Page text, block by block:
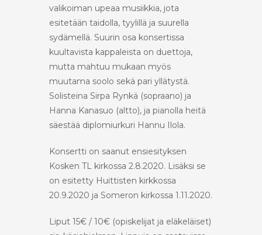
valikoiman upeaa musiikkia, jota
esitetään taidolla, tyylillä ja suurella
sydämellä. Suurin osa konsertissa
kuultavista kappaleista on duettoja,
mutta mahtuu mukaan myös
muutama soolo sekä pari yllätystä.
Solisteina Sirpa Rynkä (sopraano) ja
Hanna Kanasuo (altto), ja pianolla heitä
säestää diplomiurkuri Hannu Ilola.
Konsertti on saanut ensiesityksen
Kosken TL kirkossa 2.8.2020. Lisäksi se
on esitetty Huittisten kirkkossa
20.9.2020 ja Someron kirkossa 1.11.2020.
Liput 15€ / 10€ (opiskelijat ja eläkeläiset)